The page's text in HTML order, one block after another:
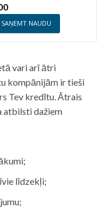
NAUDU
vari arī ātri
kompānijām ir tieši
Tev kredītu. Ātrais
atbilsti dažiem
līdzekļi;